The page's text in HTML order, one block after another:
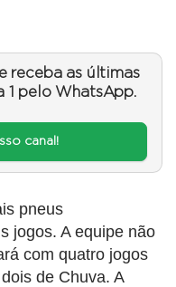
receba as últimas
1 pelo WhatsApp.
canal!
pneus
jogos. A equipe não
com quatro jogos
de Chuva. A